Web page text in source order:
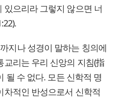
있으리라 그렇지 않으면 너
지나 성경이 말하는 칭의에
리는 우리 신앙의 지침(指
될 수 없다. 모든 신학적 명
차적인 반성으로서 신학적